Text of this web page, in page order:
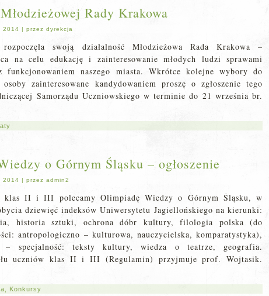
Rady Krakowa
2014 | przez dyrekcja
swoją działalność Młodzieżowa Rada Krakowa –
na celu edukację i zainteresowanie młodych ludzi sprawami
funkcjonowaniem naszego miasta. Wkrótce kolejne wybory do
zainteresowane kandydowaniem proszę o zgłoszenie tego
Samorządu Uczniowskiego w terminie do 21 września br.
o Górnym Śląsku – ogłoszenie
2014 | przez admin2
klas II i III polecamy Olimpiadę Wiedzy o Górnym Śląsku, w
dziewięć indeksów Uniwersytetu Jagiellońskiego na kierunki:
historia sztuki, ochrona dóbr kultury, filologia polska (do
antropologiczno – kulturowa, nauczycielska, komparatystyka),
– specjalność: teksty kultury, wiedza o teatrze, geografia.
uczniów klas II i III (Regulamin) przyjmuje prof. Wojtasik.
Konkursy